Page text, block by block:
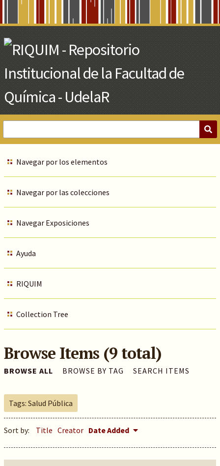
Main
Content
Navegar por los elementos
Navegar por las colecciones
Navegar Exposiciones
Ayuda
RIQUIM
Collection Tree
Browse Items (9 total)
BROWSE ALL BROWSE BY TAG SEARCH ITEMS
Tags: Salud Pública
Sort by: Title Creator Date Added